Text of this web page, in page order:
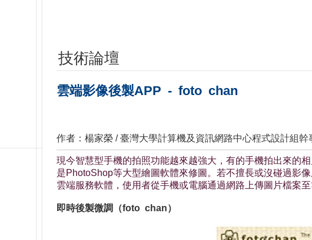
技術論壇
雲端影像後製APP - foto chan
作者：楊家榮 / 臺灣大學計算機及資訊網路中心程式設計組幹
現今智慧型手機的拍照功能越來越強大，有的手機拍出來的
是PhotoShop等大型繪圖軟體來修圖。若不擅長或沒碰過影
雲端服務軟體，使用者從手機或電腦通過網路上傳圖片檔案
即時後製微調（foto chan）